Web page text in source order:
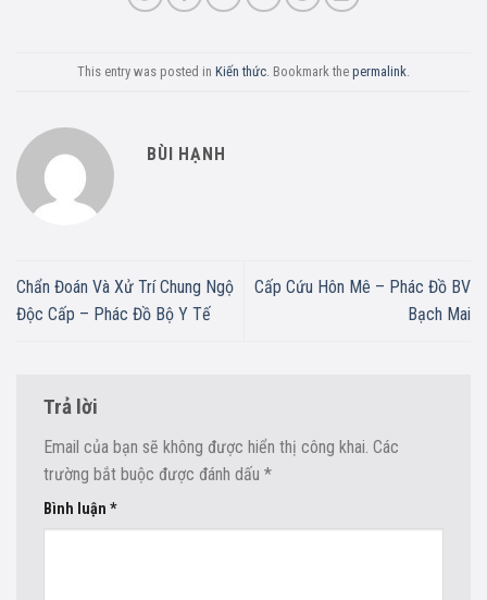
This entry was posted in Kiến thức . Bookmark the permalink
BÙI HẠNH
Chẩn Đoán Và Xử Trí Chung Ngộ
Độc Cấp – Phác Đồ Bộ Y Tế
Cấp Cứu Hôn Mê – Phác Đồ BV
Bạch Mai
Trả lời
Email của bạn sẽ không được hiển thị công khai. Các
trường bắt buộc được đánh dấu *
Bình luận *